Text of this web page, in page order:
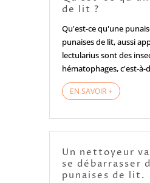
de lit ?
Qu'est-ce qu'une
punaises de lit, aussi
lectularius sont des
hématophages, c'est-à-
EN SAVOIR +
Un nettoyeur
se débarrasser
punaises de lit.